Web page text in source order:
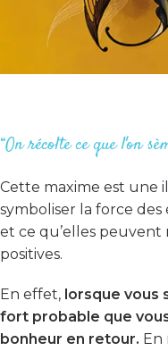
“On récolte ce que l'on
Cette maxime est une
symboliser la force
et ce qu’elles peuvent
positives.
En effet, lorsque vous
fort probable que
bonheur en retour. En